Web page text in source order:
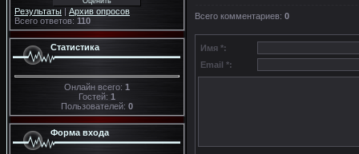
Результаты | Архив опросов
Всего ответов: 110
Статистика
Онлайн всего: 1
Гостей: 1
Пользователей: 0
Форма входа
Всего комментариев: 0
Имя *:
Email *: